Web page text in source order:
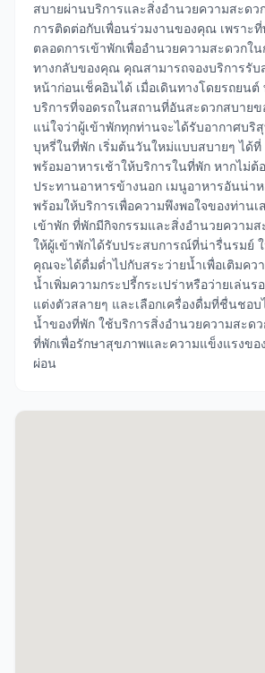
สบายผ่านบริการและสิ่งอำนวยความสะด
การติดต่อกับเพื่อนร่วมงานของคุณ เพราะ
ตลอดการเข้าพักเพื่ออำนวยความสะดวกใ
ทางกลับของคุณ คุณสามารถจองบริการรับ
หน้าก่อนเช็คอินได้ เมื่อเดินทางโดยรถยน
บริการที่จอดรถในสถานที่อันสะดวกสบายข
แน่ใจว่าผู้เข้าพักทุกท่านจะได้รับอากาศบริ
บุหรี่ในที่พัก เริ่มต้นวันใหม่แบบสบายๆ ได้ที่
พร้อมอาหารเช้าให้บริการในที่พัก หากไม่ต้
ประทานอาหารข้างนอก เมนูอาหารอันน่า
พร้อมให้บริการเพื่อความพึงพอใจของท่าน
เข้าพัก ที่พักมีกิจกรรมและสิ่งอำนวยความส
ให้ผู้เข้าพักได้รับประสบการณ์ที่น่ารื่นรมย์
คุณจะได้ดื่มด่ำไปกับสระว่ายน้ำเพื่อเติมคว
น้ำเพิ่มความกระปรี้กระเปร่าหรือว่ายเล่น
แต่งตัวสลายๆ และเลือกเครื่องดื่มที่ชื่นชอบ
น้ำของที่พัก ใช้บริการสิ่งอำนวยความสะด
ที่พักเพื่อรักษาสุขภาพและความแข็งแรงขอ
ผ่อน